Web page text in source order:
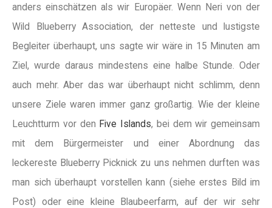
anders einschätzen als wir Europäer. Wenn Neri von der
Wild Blueberry Association, der netteste und lustigste
Begleiter überhaupt, uns sagte wir wäre in 15 Minuten am
Ziel, wurde daraus mindestens eine halbe Stunde. Oder
auch mehr. Aber das war überhaupt nicht schlimm, denn
unsere Ziele waren immer ganz großartig. Wie der kleine
Leuchtturm vor den Five Islands, bei dem wir gemeinsam
mit dem Bürgermeister und einer Abordnung das
leckereste Blueberry Picknick zu uns nehmen durften was
man sich überhaupt vorstellen kann (siehe erstes Bild im
Post) oder eine kleine Blaubeerfarm, auf der wir sehr